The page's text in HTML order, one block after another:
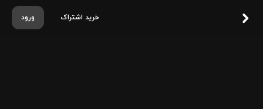
ورود خرید اشتراک